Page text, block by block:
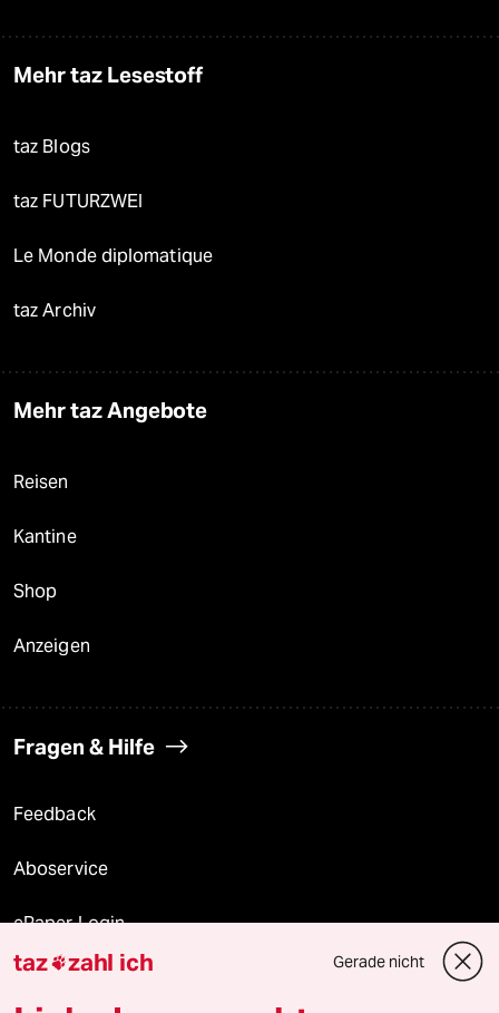
Mehr taz Lesestoff
taz Blogs
taz FUTURZWEI
Le Monde diplomatique
taz Archiv
Mehr taz Angebote
Reisen
Kantine
Shop
Anzeigen
Fragen & Hilfe
Feedback
Aboservice
ePaper Login
Downloads für Abonnierende
taz zahl ich Gerade nicht